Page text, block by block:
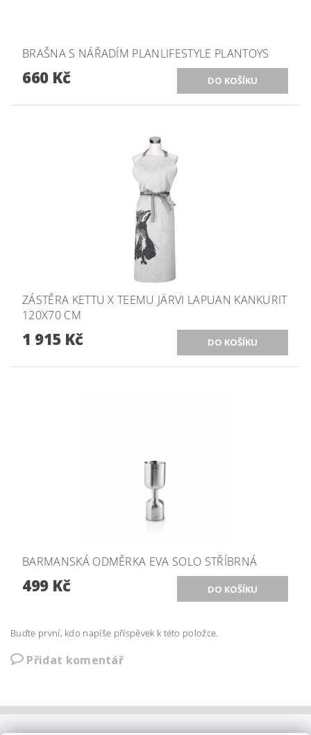
BRAŠNA S NÁŘADÍM PLANLIFESTYLE PLANTOYS
660 Kč
ZÁSTĚRA KETTU X TEEMU JÄRVI LAPUAN KANKURIT
120X70 CM
1 915 Kč
BARMANSKÁ ODMĚRKA EVA SOLO STŘÍBRNÁ
499 Kč
Buďte první, kdo napíše příspěvek k této položce.
Přidat komentář